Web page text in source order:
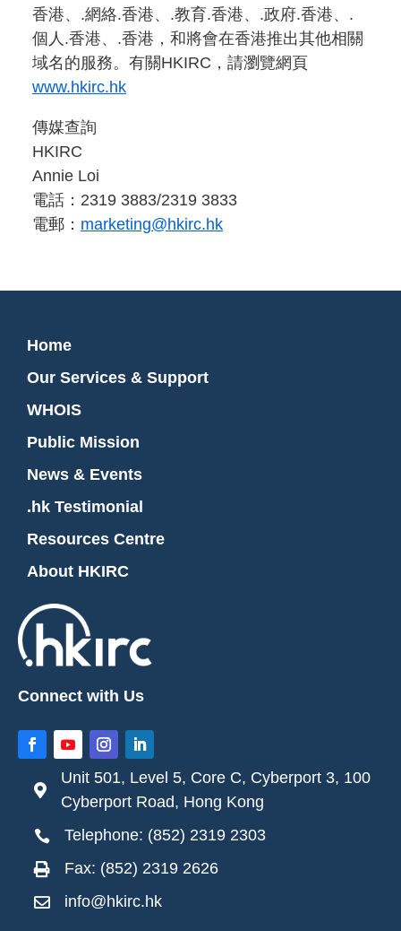
香港、.網絡.香港、.教育.香港、.政府.香港、.
個人.香港、.香港，和將會在香港推出其他相關
域名的服務。有關HKIRC，請瀏覽網頁
www.hkirc.hk
傳媒查詢
HKIRC
Annie Loi
電話：2319 3883/2319 3833
電郵： marketing@hkirc.hk
Home
Our Services & Support
WHOIS
Public Mission
News & Events
.hk Testimonial
Resources Centre
About HKIRC
Connect with Us

Unit 501, Level 5, Core C, Cyberport 3, 100
Cyberport Road, Hong Kong
 Telephone: (852) 2319 2303
 Fax: (852) 2319 2626
 info@hkirc.hk